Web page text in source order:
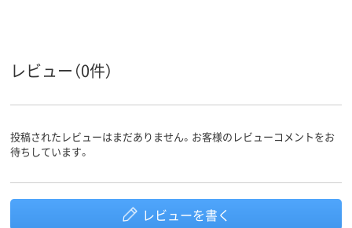
レビュー（0件）
投稿されたレビューはまだありません。お客様のレビューコメントをお
待ちしています。
レビューを書く